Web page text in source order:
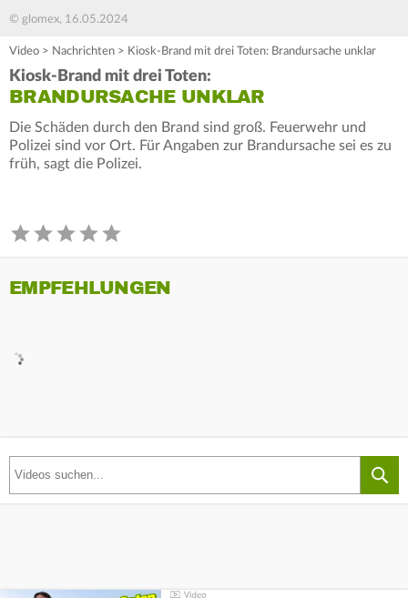
© glomex, 16.05.2024
Video > Nachrichten > Kiosk-Brand mit drei Toten: Brandursache unklar
Kiosk-Brand mit drei Toten:
BRANDURSACHE UNKLAR
Die Schäden durch den Brand sind groß. Feuerwehr und
Polizei sind vor Ort. Für Angaben zur Brandursache sei es zu
früh, sagt die Polizei.
EMPFEHLUNGEN